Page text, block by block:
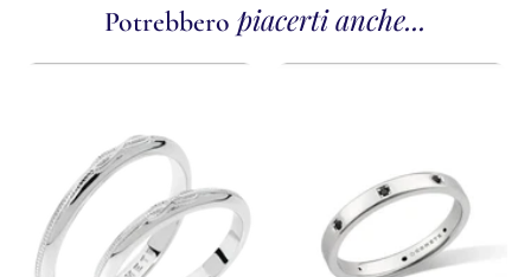
Potrebbero piacerti anche...